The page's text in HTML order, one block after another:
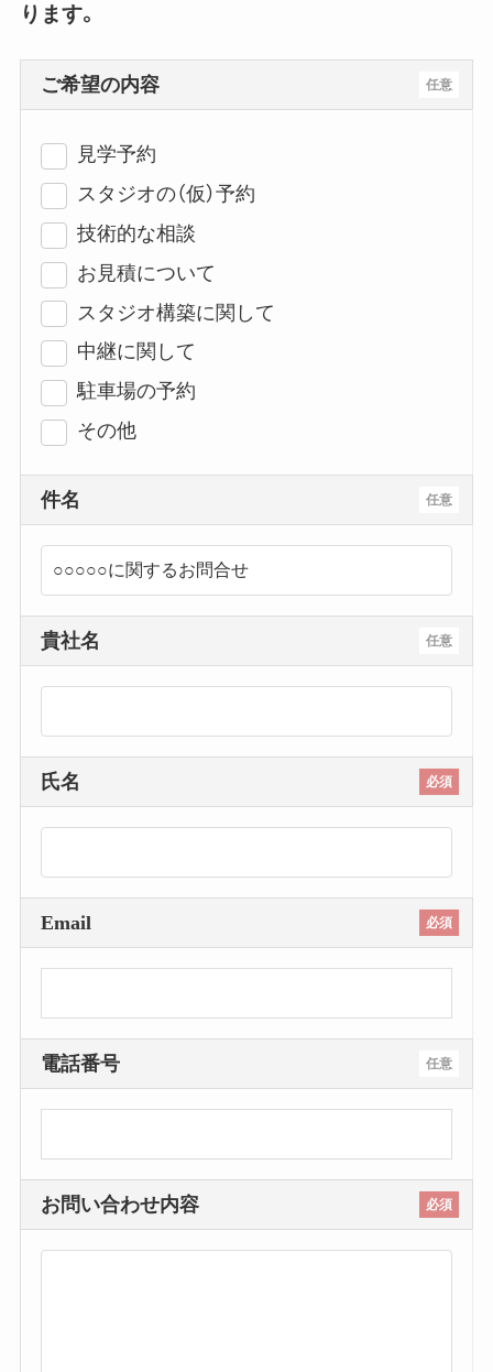
ります。
任意
ご希望の内容
見学予約
スタジオの（仮）予約
技術的な相談
お見積について
スタジオ構築に関して
中継に関して
駐車場の予約
その他
任意
件名
任意
貴社名
必須
氏名
必須
Email
任意
電話番号
必須
お問い合わせ内容